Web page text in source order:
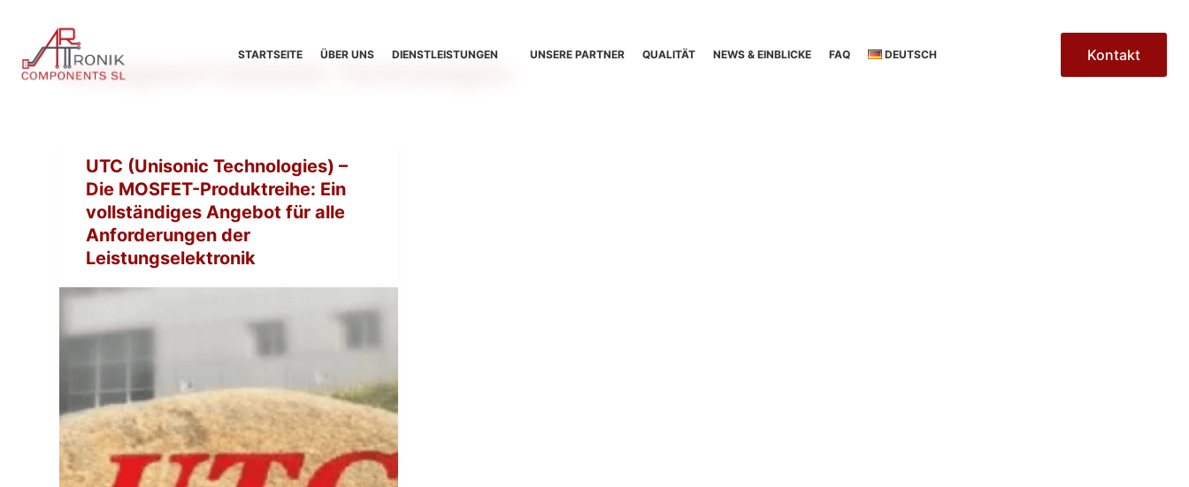
m
STARTSEITE ÜBER UNS DIENSTLEISTUNGEN UNSERE PARTNER QUALITÄT NEWS & EINBLICKE FAQ DEUTSCH Kontakt
Schlagwort
UTC (Unisonic Technologies) –
Die MOSFET-Produktreihe: Ein
vollständiges Angebot für alle
Anforderungen der
Leistungselektronik